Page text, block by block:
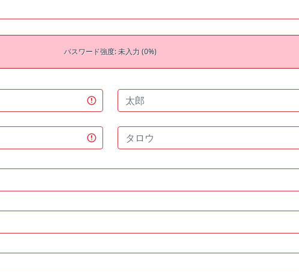
パスワード強度: 未入力 (0%)